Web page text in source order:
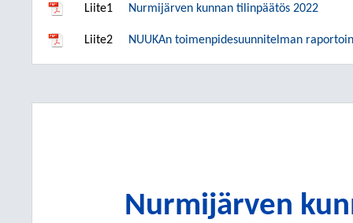
Liite1 Nurmijärven kunnan tilinpäätös 2022
Liite2 NUUKAn toimenpidesuunnitelman
Nurmijärven